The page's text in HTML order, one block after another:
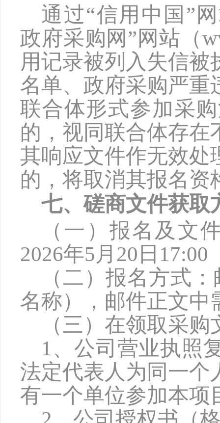
通过“信用中国”
政府采购网”网站（
用记录被列入失信
名单、政府采购严重
联合体形式参加采
的，视同联合体存
其响应文件作无效处
的，将取消其报名资
七、磋商文件获取
（一）报名及文
2026年5月20日17:00
（二）报名方式
名称），邮件正文中
（三）在领取采
1、公司营业执照
法定代表人为同一个
有一个单位参加本项